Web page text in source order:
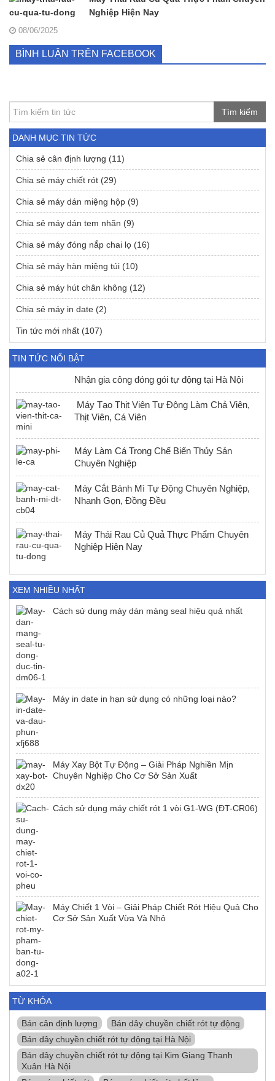
Nghiệp Hiện Nay
08/06/2025
BÌNH LUẬN TRÊN FACEBOOK
Tìm kiếm
DANH MỤC TIN TỨC
Chia sẻ cân định lượng (11)
Chia sẻ máy chiết rót (29)
Chia sẻ máy dán miệng hộp (9)
Chia sẻ máy dán tem nhãn (9)
Chia sẻ máy đóng nắp chai lọ (16)
Chia sẻ máy hàn miệng túi (10)
Chia sẻ máy hút chân không (12)
Chia sẻ máy in date (2)
Tin tức mới nhất (107)
TIN TỨC NỔI BẬT
Nhận gia công đóng gói tự động tại Hà Nội
Máy Tạo Thịt Viên Tự Động Làm Chả Viên,
Thịt Viên, Cá Viên
Máy Làm Cá Trong Chế Biến Thủy Sản
Chuyên Nghiệp
Máy Cắt Bánh Mì Tự Động Chuyên Nghiệp,
Nhanh Gọn, Đồng Đều
Máy Thái Rau Củ Quả Thực Phẩm Chuyên
Nghiệp Hiện Nay
XEM NHIỀU NHẤT
Cách sử dụng máy dán màng seal hiệu quả nhất
Máy in date in hạn sử dụng có những loại nào?
Máy Xay Bột Tự Động – Giải Pháp Nghiền Mịn
Chuyên Nghiệp Cho Cơ Sở Sản Xuất
Cách sử dụng máy chiết rót 1 vòi G1-WG (ĐT-CR06)
Máy Chiết 1 Vòi – Giải Pháp Chiết Rót Hiệu Quả Cho
Cơ Sở Sản Xuất Vừa Và Nhỏ
TỪ KHÓA
Bán cân định lượng
Bán dây chuyền chiết rót tự động
Bán dây chuyền chiết rót tự động tại Hà Nội
Bán dây chuyền chiết rót tự động tại Kim Giang Thanh
Xuân Hà Nội